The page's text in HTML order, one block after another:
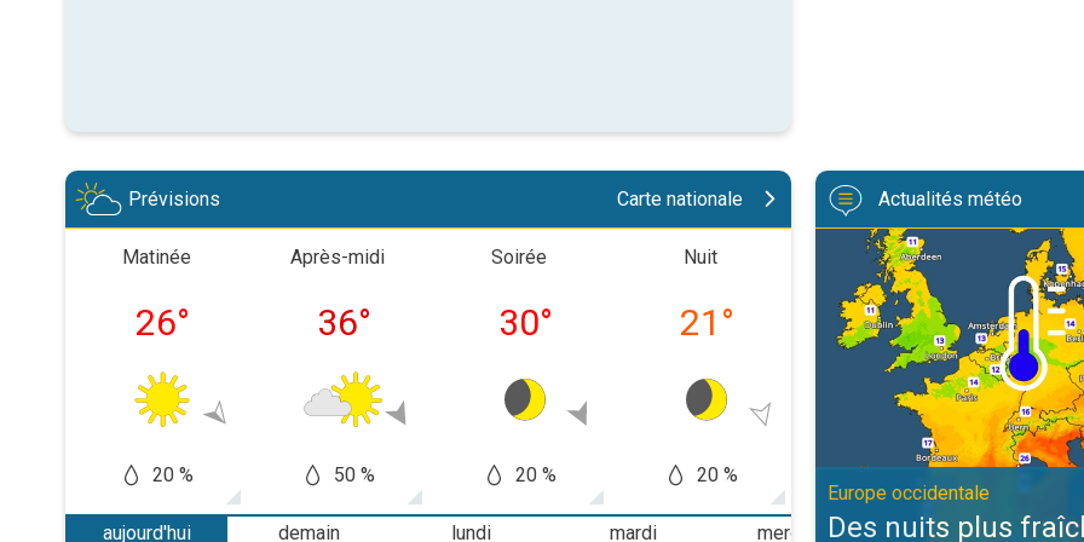
Prévisions Carte nationale
Matinée
26°
20 %
Après-midi
36°
50 %
Soirée
30°
20 %
Nuit
21 °
20 %
Matinée
24°
20 %
Après-
33
aujourd'hui
demain
lundi
mardi
mercredi
jeudi
Actualités météo
Des nuits plus fraîches en
Europe occidentale
Des nuits plus